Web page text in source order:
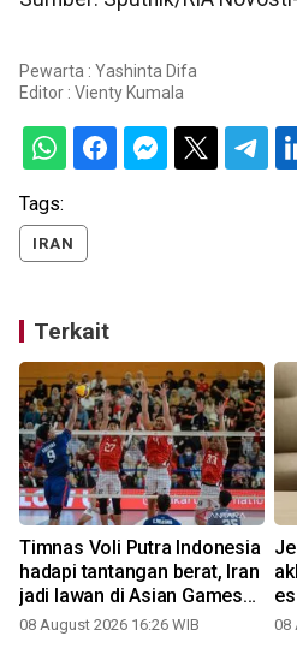
Pewarta : Yashinta Difa
Editor : Vienty Kumala
Tags:
IRAN
Terkait
Timnas Voli Putra Indonesia
hadapi tantangan berat, Iran
jadi lawan di Asian Games
2026
08 August 2026 16:26 WIB 08